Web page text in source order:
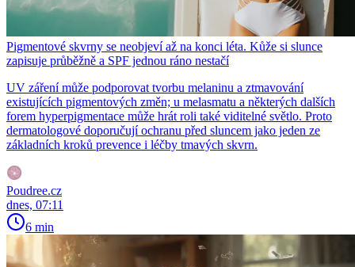
Pigmentové skvrny se neobjeví až na konci léta. Kůže si slunce
zapisuje průběžně a SPF jednou ráno nestačí
UV záření může podporovat tvorbu melaninu a ztmavování
existujících pigmentových změn; u melasmatu a některých dalších
forem hyperpigmentace může hrát roli také viditelné světlo. Proto
dermatologové doporučují ochranu před sluncem jako jeden ze
základních kroků prevence i léčby tmavých skvrn.
Poudree.cz
dnes, 07:11
6 min